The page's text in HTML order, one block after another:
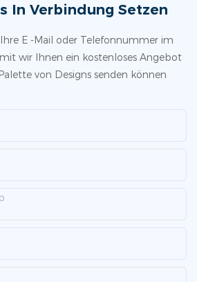
In Verbindung Setzen
Ihre E -Mail oder Telefonnummer im
wir Ihnen ein kostenloses Angebot
von Designs senden können